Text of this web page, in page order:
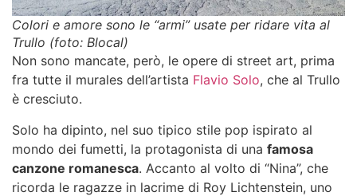
Colori e amore sono le “armi” usate per ridare vita al
Trullo (foto: Blocal)
Non sono mancate, però, le opere di street art, prima
fra tutte il murales dell’artista Flavio Solo, che al Trullo
è cresciuto.
Solo ha dipinto, nel suo tipico stile pop ispirato al
mondo dei fumetti, la protagonista di una famosa
canzone romanesca. Accanto al volto di “Nina”, che
ricorda le ragazze in lacrime di Roy Lichtenstein, uno